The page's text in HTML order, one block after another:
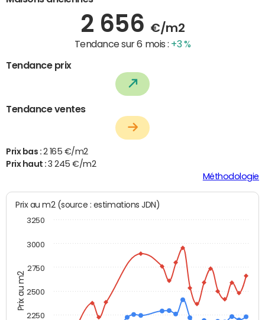
2 656 €/m2
Tendance sur 6 mois : +3 %
Tendance prix
Tendance ventes
Prix bas : 2 165 €/m2
Prix haut :3 245 €/m2
Méthodologie
Prix au m2
Prix au m2 (source : estimations JDN)
2250
2500
2750
3000
3250